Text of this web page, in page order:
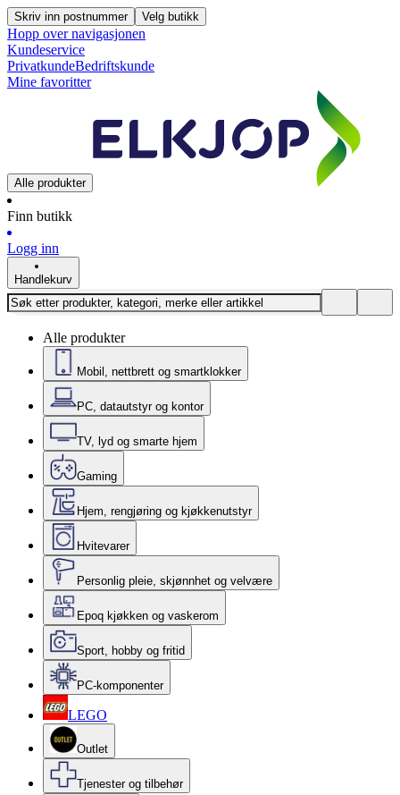
Skriv inn postnummer Velg butikk
Hopp over navigasjonen
Kundeservice
PrivatkundeBedriftskunde
Mine favoritter
Alle produkter
Finn butikk
Logg inn
Handlekurv
Alle produkter
Mobil, nettbrett og smartklokker
PC, datautstyr og kontor
TV, lyd og smarte hjem
Gaming
Hjem, rengjøring og kjøkkenutstyr
Hvitevarer
Personlig pleie, skjønnhet og velvære
Epoq kjøkken og vaskerom
Sport, hobby og fritid
PC-komponenter
LEGO
Outlet
Tjenester og tilbehør